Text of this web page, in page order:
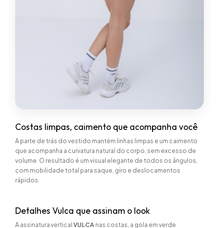
Costas limpas, caimento que acompanha você
A parte de trás do vestido mantém linhas limpas e um caimento
que acompanha a curvatura natural do corpo, sem excesso de
volume. O resultado é um visual elegante de todos os ângulos,
com mobilidade total para saque, giro e deslocamentos
rápidos.
Detalhes Vulca que assinam o look
A assinatura vertical VULCA nas costas, a gola em verde